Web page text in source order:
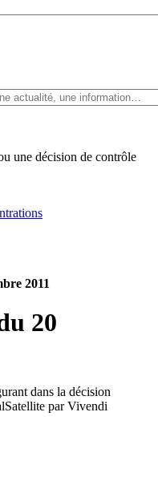
une décision de contrôle
2011
20
dans la décision
par Vivendi